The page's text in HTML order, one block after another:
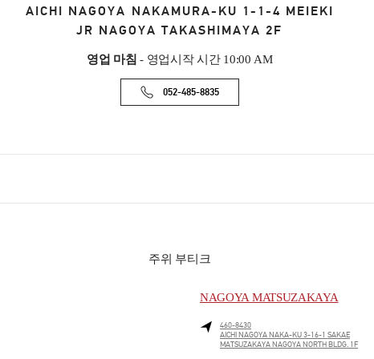
AICHI NAGOYA NAKAMURA-KU 1-1-4 MEIEKI
JR NAGOYA TAKASHIMAYA 2F
영업 마침 - 영업시작 시간 10:00 AM
052-485-8835
주위 부티크
NAGOYA MATSUZAKAYA
460-8430
AICHI NAGOYA NAKA-KU3-16-1 SAKAE
MATSUZAKAYA NAGOYA NORTH BLDG. 1F